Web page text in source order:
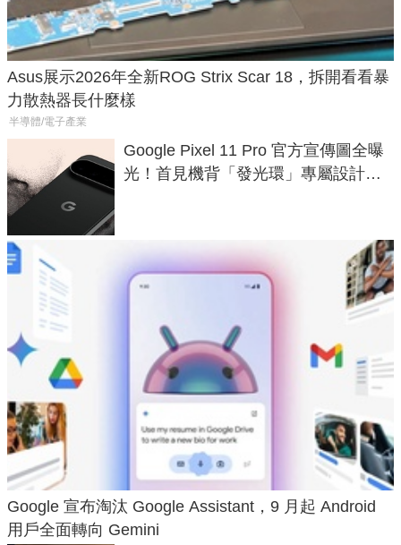
Asus展示2026年全新ROG Strix Scar 18，拆開看看暴
力散熱器長什麼樣
半導體/電子產業
Google Pixel 11 Pro 官方宣傳圖全曝
光！首見機背「發光環」專屬設計、
Google 宣布淘汰 Google Assistant，9 月起 Android
用戶全面轉向 Gemini